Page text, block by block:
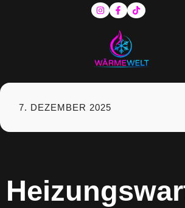
7. DEZEMBER 2025